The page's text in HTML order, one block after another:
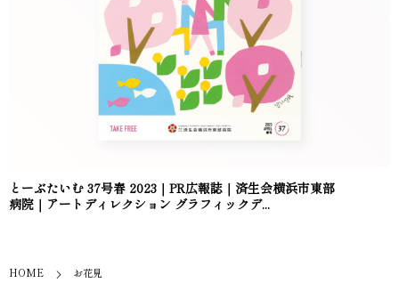
とーぶたいむ 37号春 2023｜PR広報誌｜済生会横浜市東部
病院｜アートディレクション グラフィックデ...
HOME お花見